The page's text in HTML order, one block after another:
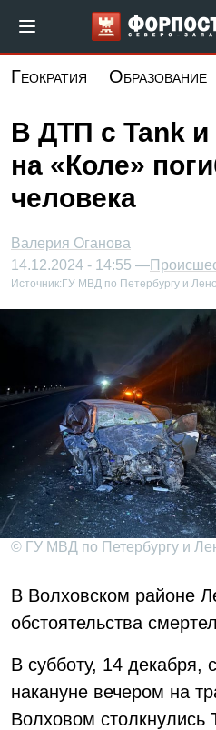
основному
Геократия Образование
В ДТП с Tank и
на «Коле»
человека
Валерия Оганова
14.12.2024 - 14:55 —
Источник: ГУ МВД по Петербургу и
© ГУ МВД по Петербургу и
В Волховском районе
обстоятельства
В субботу, 14 декабря,
накануне вечером на
Волховом столкнулись